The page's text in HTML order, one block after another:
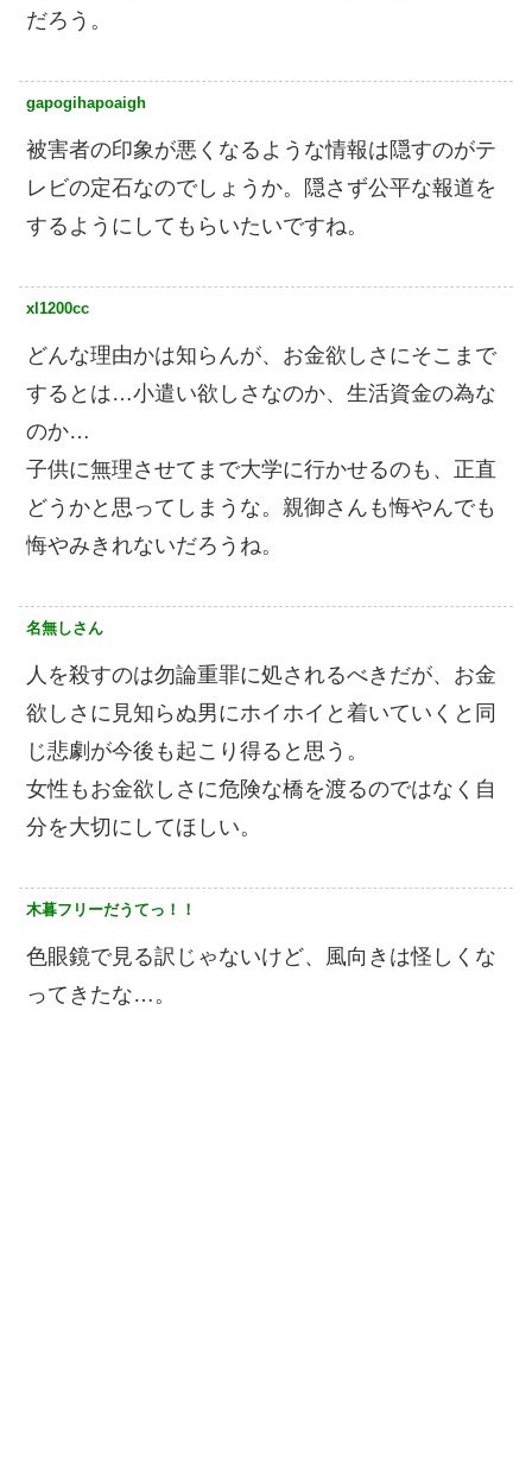
だろう。
gapogihapoaigh
被害者の印象が悪くなるような情報は隠すのがテ
レビの定石なのでしょうか。隠さず公平な報道を
するようにしてもらいたいですね。
xl1200cc
どんな理由かは知らんが、お金欲しさにそこまで
するとは…小遣い欲しさなのか、生活資金の為な
のか…
子供に無理させてまで大学に行かせるのも、正直
どうかと思ってしまうな。親御さんも悔やんでも
悔やみきれないだろうね。
名無しさん
人を殺すのは勿論重罪に処されるべきだが、お金
欲しさに見知らぬ男にホイホイと着いていくと同
じ悲劇が今後も起こり得ると思う。
女性もお金欲しさに危険な橋を渡るのではなく自
分を大切にしてほしい。
木暮フリーだうてっ！！
色眼鏡で見る訳じゃないけど、風向きは怪しくな
ってきたな…。